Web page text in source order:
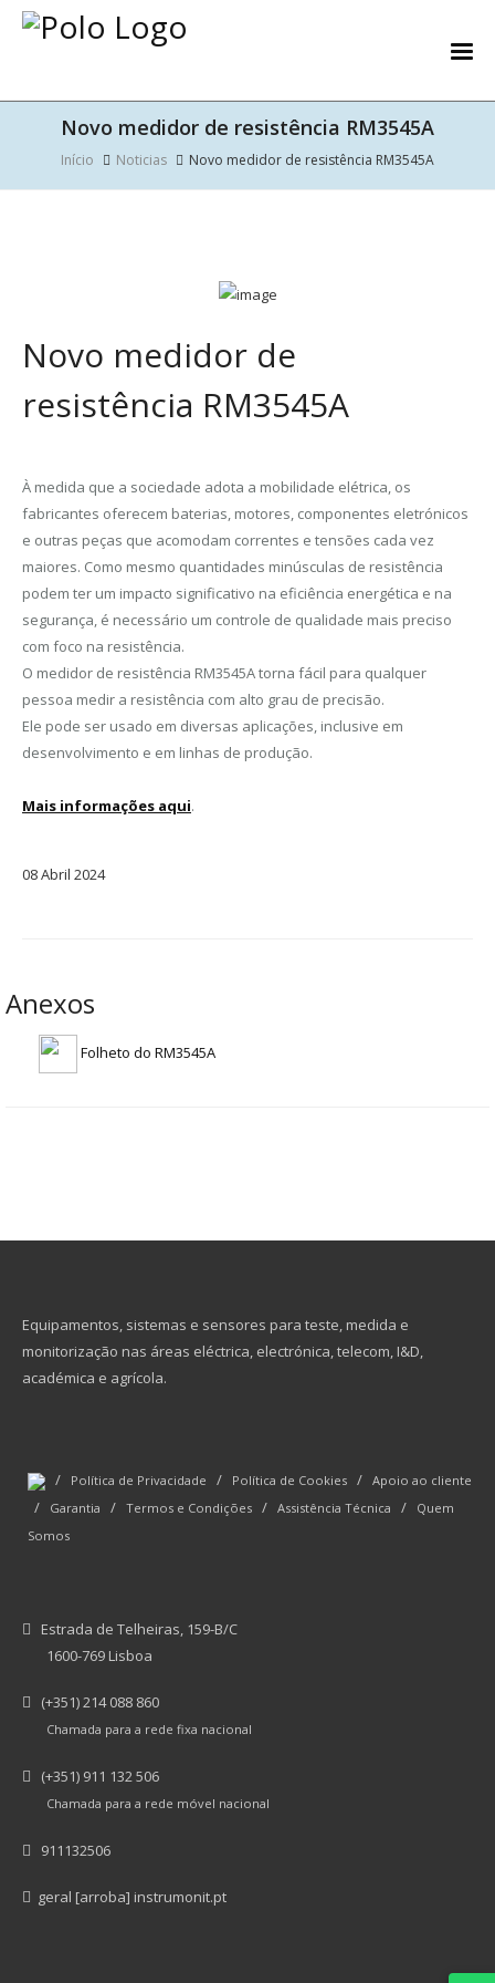
Novo medidor de resistência RM3545A
Início Noticias Novo medidor de resistência RM3545A
Novo medidor de
resistência RM3545A
À medida que a sociedade adota a mobilidade elétrica, os
fabricantes oferecem baterias, motores, componentes eletrónicos
e outras peças que acomodam correntes e tensões cada vez
maiores. Como mesmo quantidades minúsculas de resistência
podem ter um impacto significativo na eficiência energética e na
segurança, é necessário um controle de qualidade mais preciso
com foco na resistência.
O medidor de resistência RM3545A torna fácil para qualquer
pessoa medir a resistência com alto grau de precisão.
Ele pode ser usado em diversas aplicações, inclusive em
desenvolvimento e em linhas de produção.
Mais informações aqui.
08Abril 2024
Anexos
Folheto do RM3545A
Equipamentos, sistemas e sensores para teste, medida e
monitorização nas áreas eléctrica, electrónica, telecom, I&D,
académica e agrícola.
/ Política de Privacidade / Política de Cookies / Apoio ao cliente
/ Garantia / Termos e Condições / Assistência Técnica /
Quem
Somos
Estrada de Telheiras, 159-B/C
1600-769 Lisboa
(+351) 214 088 860
Chamada para a rede fixa nacional
(+351) 911 132 506
Chamada para a rede móvel nacional
911132506
geral [arroba] instrumonit.pt